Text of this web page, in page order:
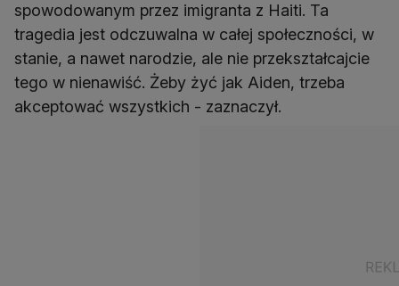
spowodowanym przez imigranta z Haiti. Ta
tragedia jest odczuwalna w całej społeczności, w
stanie, a nawet narodzie, ale nie przekształcajcie
tego w nienawiść. Żeby żyć jak Aiden, trzeba
akceptować wszystkich - zaznaczył.